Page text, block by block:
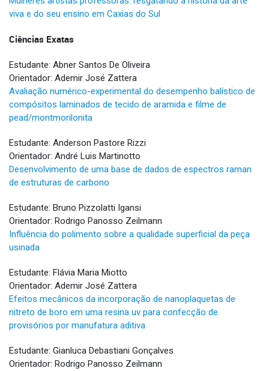
viva e do seu ensino em Caxias do Sul
Ciências Exatas
Estudante: Abner Santos De Oliveira
Orientador: Ademir José Zattera
Avaliação numérico-experimental do desempenho balístico de
compósitos laminados de tecido de aramida e filme de
pead/montmorilonita
Estudante: Anderson Pastore Rizzi
Orientador: André Luis Martinotto
Desenvolvimento de uma base de dados de espectros raman
de estruturas de carbono
Estudante: Bruno Pizzolatti Igansi
Orientador: Rodrigo Panosso Zeilmann
Influência do polimento sobre a qualidade superficial da peça
usinada
Estudante: Flávia Maria Miotto
Orientador: Ademir José Zattera
Efeitos mecânicos da incorporação de nanoplaquetas de
nitreto de boro em uma resina uv para confecção de
provisórios por manufatura aditiva
Estudante: Gianluca Debastiani Gonçalves
Orientador: Rodrigo Panosso Zeilmann